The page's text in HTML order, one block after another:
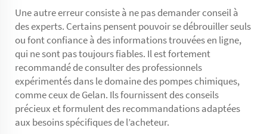
Une autre erreur consiste à ne pas demander conseil à
des experts. Certains pensent pouvoir se débrouiller seuls
ou font confiance à des informations trouvées en ligne,
qui ne sont pas toujours fiables. Il est fortement
recommandé de consulter des professionnels
expérimentés dans le domaine des pompes chimiques,
comme ceux de Gelan. Ils fournissent des conseils
précieux et formulent des recommandations adaptées
aux besoins spécifiques de l’acheteur.